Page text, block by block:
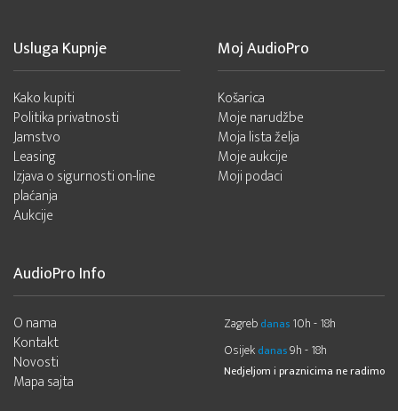
Usluga Kupnje
Kako kupiti
Politika privatnosti
Jamstvo
Leasing
Izjava o sigurnosti on-line
plaćanja
Aukcije
Moj AudioPro
Košarica
Moje narudžbe
Moja lista želja
Moje aukcije
Moji podaci
AudioPro Info
O nama
Kontakt
Novosti
Mapa sajta
Zagreb danas 10h - 18h
Osijek danas9h - 18h
Nedjeljom i praznicima ne radimo